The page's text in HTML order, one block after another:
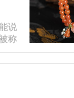
瑙
攀
说
称
的
瑙